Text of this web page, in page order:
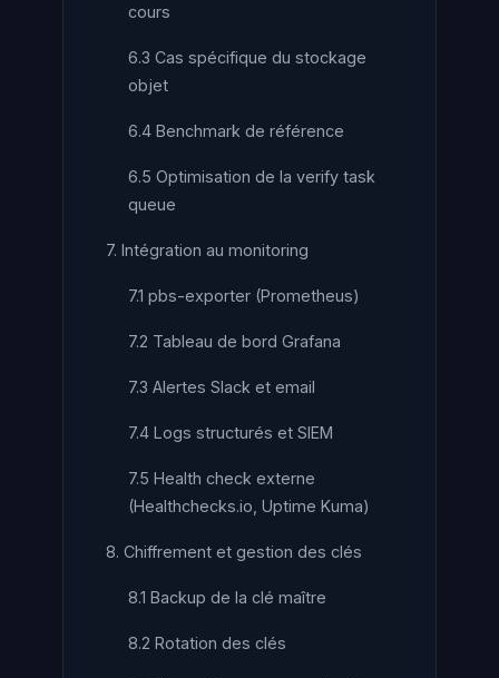
cours
6.3 Cas spécifique du stockage
objet
6.4 Benchmark de référence
6.5 Optimisation de la verify task
queue
7. Intégration au monitoring
7.1 pbs-exporter (Prometheus)
7.2 Tableau de bord Grafana
7.3 Alertes Slack et email
7.4 Logs structurés et SIEM
7.5 Health check externe
(Healthchecks.io, Uptime Kuma)
8. Chiffrement et gestion des clés
8.1 Backup de la clé maître
8.2 Rotation des clés